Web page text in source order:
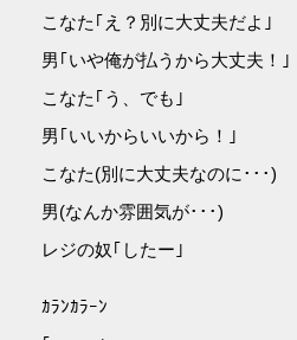
こなた｢え？別に大丈夫だよ｣
男｢いや俺が払うから大丈夫！｣
こなた｢う、でも｣
男｢いいからいいから！｣
こなた(別に大丈夫なのに･･･)
男(なんか雰囲気が･･･)
レジの奴｢したー｣
ｶﾗﾝｶﾗｰﾝ